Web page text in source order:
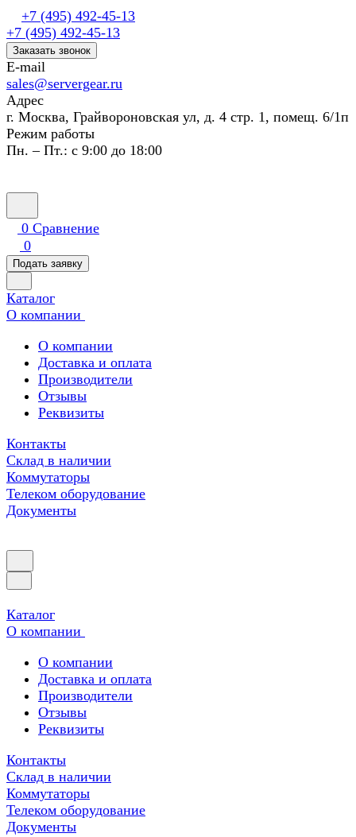
+7 (495) 492-45-13
+7 (495) 492-45-13
Заказать звонок
E-mail
sales@servergear.ru
Адрес
г. Москва, Грайвороновская ул, д. 4 стр. 1, помещ. 6/1п
Режим работы
Пн. – Пт.: с 9:00 до 18:00
0 Сравнение
0
Подать заявку
Каталог
О компании
О компании
Доставка и оплата
Производители
Отзывы
Реквизиты
Контакты
Склад в наличии
Коммутаторы
Телеком оборудование
Документы
Каталог
О компании
О компании
Доставка и оплата
Производители
Отзывы
Реквизиты
Контакты
Склад в наличии
Коммутаторы
Телеком оборудование
Документы